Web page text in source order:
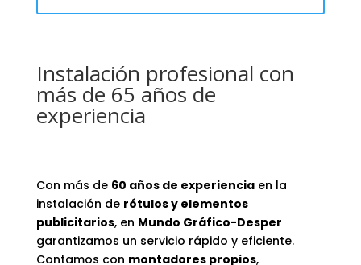
Instalación profesional con
más de 65 años de
experiencia
Con más de 60 años de experienciaen la
instalación de rótulos y elementos
publicitarios, en Mundo Gráfico-Desper
garantizamos un servicio rápido y eficiente.
Contamos con montadores propios,